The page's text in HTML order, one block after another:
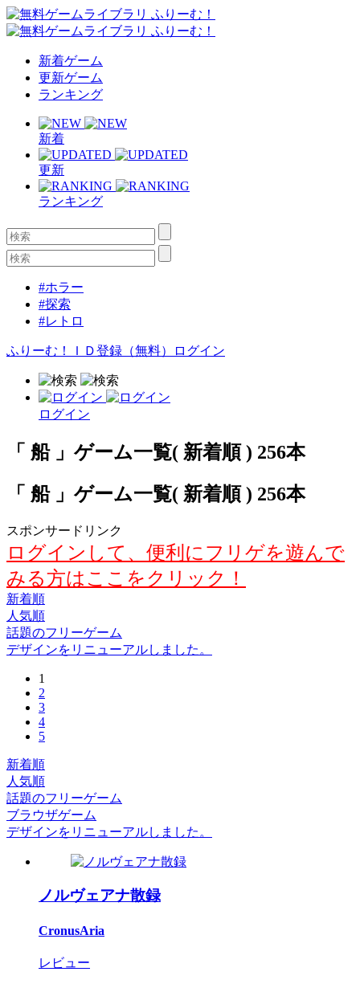
新着ゲーム
更新ゲーム
ランキング
新着
更新
ランキング
#ホラー
#探索
#レトロ
ふりーむ！ＩＤ登録（無料） ログイン
ログイン
「 船 」ゲーム一覧( 新着順 ) 256本
「 船 」ゲーム一覧( 新着順 ) 256本
スポンサードリンク
ログインして、便利にフリゲを遊んで
みる方はここをクリック！
新着順
人気順
話題のフリーゲーム
デザインをリニューアルしました。
1
2
3
4
5
新着順
人気順
話題のフリーゲーム
ブラウザゲーム
デザインをリニューアルしました。
ノルヴェアナ散録
CronusAria
レビュー